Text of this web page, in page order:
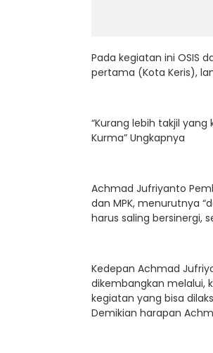
Pada kegiatan ini OSIS
pertama (Kota Keris),
“Kurang lebih takjil
Kurma” Ungkapnya
Achmad Jufriyanto
dan MPK, menurutnya
harus saling bersinergi,
Kedepan Achmad
dikembangkan melalui,
kegiatan yang bisa
Demikian harapan